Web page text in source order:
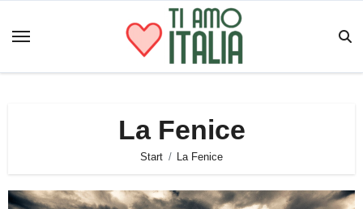
Inhalt
La Fenice
Start La Fenice